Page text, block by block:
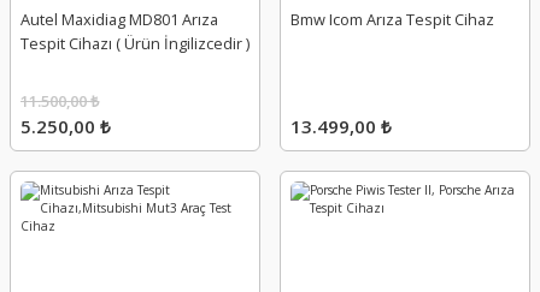
Autel Maxidiag MD801 Arıza
Tespit Cihazı ( Ürün İngilizcedir )
5.250,00 ₺
11.500,00 ₺
Bmw Icom Arıza Tespit Cihaz
13.499,00 ₺